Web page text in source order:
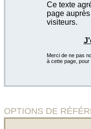
Ce texte
page
visiteurs.
Merci de ne pas
à cette page,
OPTIONS DE